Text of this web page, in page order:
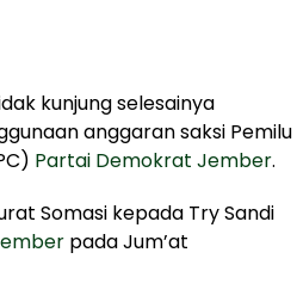
kunjung selesainya
anggaran saksi Pemilu
Partai Demokrat Jember.
Somasi kepada Try Sandi
pada Jum’at